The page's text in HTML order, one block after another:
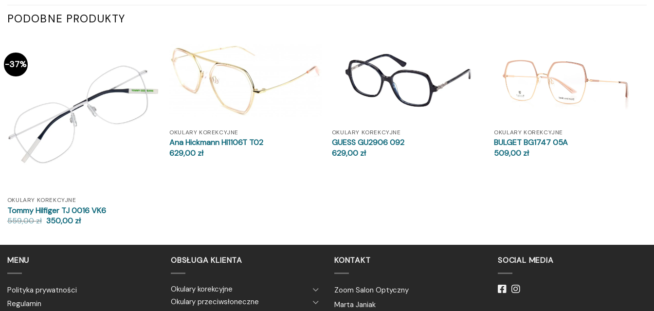
PODOBNE PRODUKTY
-37%
OKULARY KOREKCYJNE
Tommy Hilfiger TJ 0016 VK6
559,00zł Pierwotna
cena
559,00 zł.
350,00 złAktualna
350,00 zł.
OKULARY KOREKCYJNE
Ana Hickmann HI1106T T02
629,00 zł
OKULARY KOREKCYJNE
GUESS GU2906 092
629,00 zł
OKULARY KOREKCYJNE
BULGET BG1747 05A
509,00 zł
MENU
Polityka prywatności
Regulamin
OBSŁUGA KLIENTA
Okulary korekcyjne
Okulary przeciwsłoneczne
KONTAKT
Zoom Salon Optyczny
Marta Janiak
SOCIAL MEDIA